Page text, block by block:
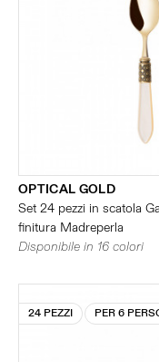
OPTICAL GOLD
Set 24 pezzi in scatola
finitura Madreperla
Disponibile in 16 colori
24 PEZZI PER 6